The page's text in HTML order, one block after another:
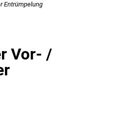
Entrümpelung
Vor- /